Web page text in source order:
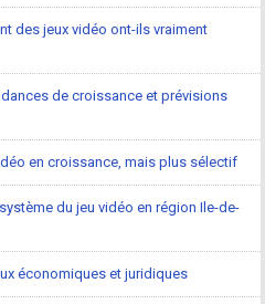
des jeux vidéo ont-ils vraiment
de croissance et prévisions
en croissance, mais plus sélectif
du jeu vidéo en région Ile-de-
économiques et juridiques